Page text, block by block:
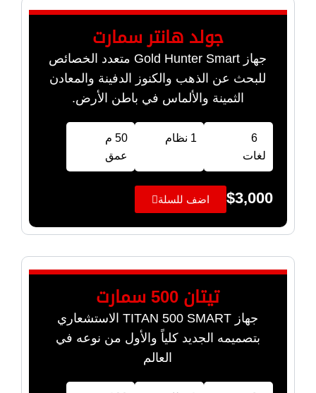
جولد هانتر سمارت
جهاز Gold Hunter Smart متعدد الخصائص
للبحث عن الذهب والكنوز الدفينة والمعادن
الثمينة والألماس في باطن الأرض.
6
لغات
1 نظام
50 م
عمق
$3,000 اضف للسلة
تيتان 500 سمارت
جهاز TITAN 500 SMART الاستشعاري
بتصميمه الجديد كلياً والأول من نوعه في
العالم